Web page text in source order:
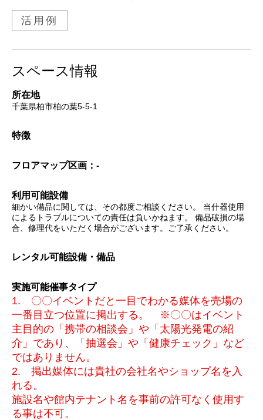
活用例
スペース情報
所在地
千葉県柏市柏の葉5-5-1
特徴
フロアマップ区画：-
利用可能設備
細かい備品に関しては、その都度ご相談ください。 当什器使用
によるトラブルについての責任は負いかねます。 備品破損の場
合、修理代をいただく場合がございます。ご了承ください。
レンタル可能設備・備品
実施可能催事タイプ
1. 〇〇イベントだと一目でわかる媒体を売場の
一番目立つ位置に掲出する。 ※〇〇はイベント
主目的の「携帯の相談会」や「太陽光発電の紹
介」であり、「抽選会」や「健康チェック」など
ではありません。
2. 掲出媒体には貴社の会社名やショップ名を入
れる。
施設名や館内テナント名を事前の許可なく使用す
る事は不可。